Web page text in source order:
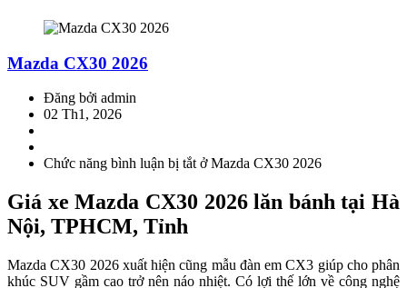
Mazda CX30 2026
Đăng bởi admin
02 Th1, 2026
Chức năng bình luận bị tắtở Mazda CX30 2026
Giá xe Mazda CX30 2026 lăn bánh tại Hà
Nội, TPHCM, Tỉnh
Mazda CX30 2026 xuất hiện cũng mẫu đàn em CX3 giúp cho phân
khúc SUV gầm cao trở nên náo nhiệt. Có lợi thế lớn về công nghệ